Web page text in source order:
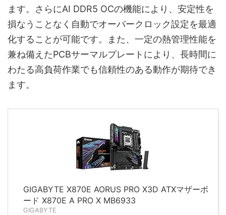
ます。さらにAI DDR5 OCの機能により、安定性を
損なうことなく自動でオーバークロック設定を最適
化することが可能です。また、一定の熱管理性能を
兼ね備えたPCBサーマルプレートにより、長時間に
わたる高負荷作業でも信頼性のある動作が期待でき
ます。
GIGABYTE X870E AORUS PRO X3D ATXマザーボ
ード X870E A PRO X MB6933
GIGABYTE